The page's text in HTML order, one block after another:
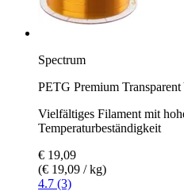
Spectrum
PETG Premium
Vielfältiges Filament mit
Temperaturbeständigkeit
€ 19,09
(€ 19,09 / kg)
4.7 (3)